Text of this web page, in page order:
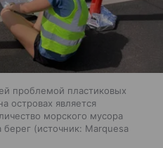
проблемой пластиковых
островах является
морского мусора
берег
источник: Marquesa